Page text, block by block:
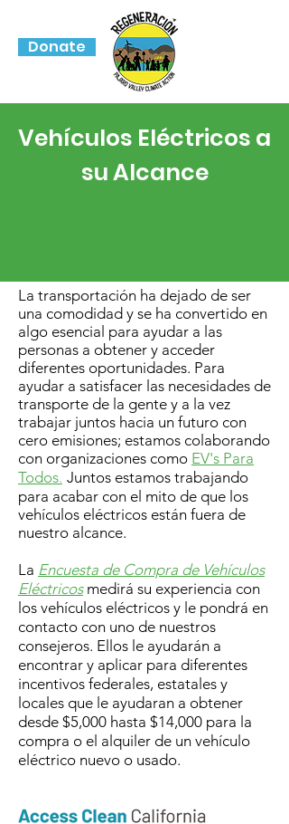
Donate
Vehículos Eléctricos a
su Alcance
La transportación ha dejado de ser
una comodidad y se ha convertido en
algo esencial para ayudar a las
personas a obtener y acceder
diferentes oportunidades. Para
ayudar a satisfacer las necesidades de
transporte de la gente y a la vez
trabajar juntos hacia un futuro con
cero emisiones; estamos colaborando
con organizaciones como EV's Para
Todos. Juntos estamos trabajando
para acabar con el mito de que los
vehículos eléctricos están fuera de
nuestro alcance.
La Encuesta de Compra de Vehículos
Eléctricosmedirá su experiencia con
los vehículos eléctricos y le pondrá en
contacto con uno de nuestros
consejeros. Ellos le ayudarán a
encontrar y aplicar para diferentes
incentivos federales, estatales y
locales que le ayudaran a obtener
desde $5,000 hasta $14,000 para la
compra o el alquiler de un vehículo
eléctrico nuevo o usado.